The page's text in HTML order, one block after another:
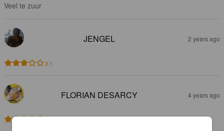
Veel te zuur
JENGEL 2 years ago
3.1
FLORIAN DESARCY 4 years ago